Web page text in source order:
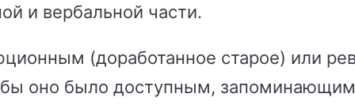
и вербальной части.
(доработанное старое) или
оно было доступным,